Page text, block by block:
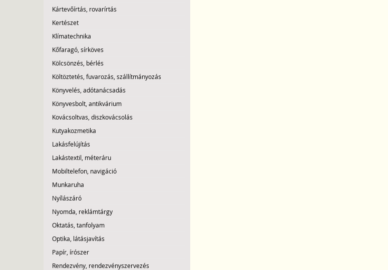
Kártevőírtás, rovarírtás
Kertészet
Klímatechnika
Kőfaragó, sírköves
Kölcsönzés, bérlés
Költöztetés, fuvarozás, szállítmányozás
Könyvelés, adótanácsadás
Könyvesbolt, antikvárium
Kovácsoltvas, diszkovácsolás
Kutyakozmetika
Lakásfelújítás
Lakástextil, méteráru
Mobiltelefon, navigáció
Munkaruha
Nyílászáró
Nyomda, reklámtárgy
Oktatás, tanfolyam
Optika, látásjavítás
Papír, írószer
Rendezvény, rendezvényszervezés